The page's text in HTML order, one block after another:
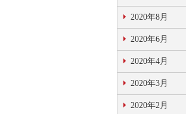
2020年8月
2020年6月
2020年4月
2020年3月
2020年2月